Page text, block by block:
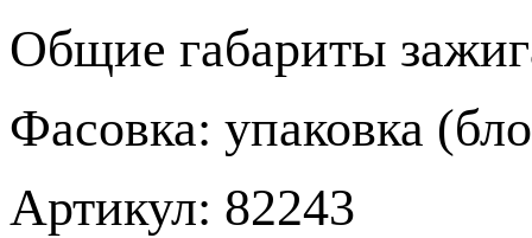
Общие габариты
Фасовка: упаковка
Артикул: 82243